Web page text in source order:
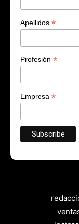
Apellidos *
Profesión *
Empresa *